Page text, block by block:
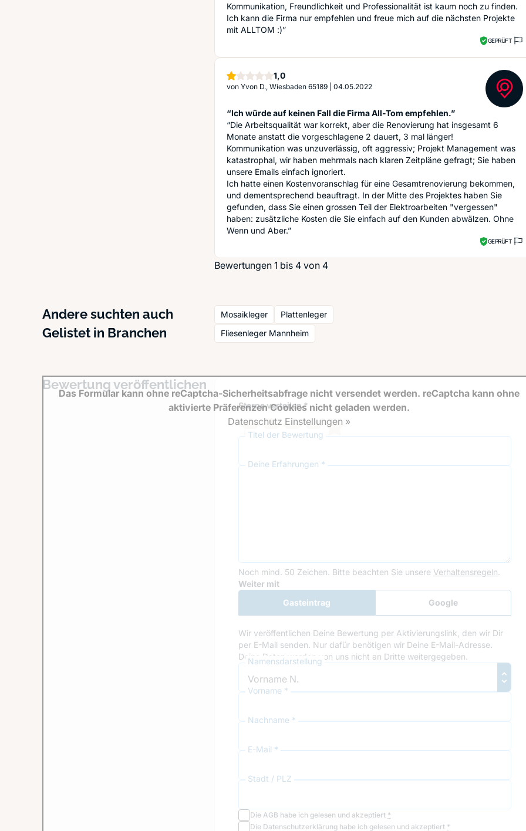
Kommunikation, Freundlichkeit und Professionalität ist kaum noch zu finden.
Ich kann die Firma nur empfehlen und freue mich auf die nächsten Projekte
mit ALLTOM :)”
GEPRÜFT
1,0Stern
von Yvon D., Wiesbaden 65189 04.05.2022
“Ich würde auf keinen Fall die Firma All-Tom empfehlen.”
“Die Arbeitsqualität war korrekt, aber die Renovierung hat insgesamt 6
Monate anstatt die vorgeschlagene 2 dauert, 3 mal länger!
Kommunikation was unzuverlässig, oft aggressiv; Projekt Management was
katastrophal, wir haben mehrmals nach klaren Zeitpläne gefragt; Sie haben
unsere Emails einfach ignoriert.
Ich hatte einen Kostenvoranschlag für eine Gesamtrenovierung bekommen,
und dementsprechend beauftragt. In der Mitte des Projektes haben Sie
gefunden, dass Sie einen grossen Teil der Elektroarbeiten "vergessen"
haben: zusätzliche Kosten die Sie einfach auf den Kunden abwälzen. Ohne
Wenn und Aber.”
GEPRÜFT
Bewertungen 1 bis 4 von 4
Andere suchten auch Mosaikleger Plattenleger
Gelistet in Branchen Fliesenleger Mannheim
Bewertung veröffentlichen
Sterne verteilen *
Titel der Bewertung
Deine Erfahrungen *
Noch mind. 50 Zeichen. Bitte beachten Sie unsere Verhaltensregeln.
Google Recaptcha
Weiter mit
Gasteintrag
Google
Anmeldung
Wir veröffentlichen Deine Bewertung per Aktivierungslink, den wir Dir
per E-Mail senden. Nur dafür benötigen wir Deine E-Mail-Adresse.
Deine Daten werden von uns nicht an Dritte weitergegeben.
Namensdarstellung
Vorname *
Nachname *
E-Mail *
Stadt / PLZ
Die AGB habe ich gelesen und akzeptiert *
Die Datenschutzerklärung habe ich gelesen und akzeptiert *
Das Formular kann ohne reCaptcha-Sicherheitsabfrage nicht versendet werden. reCaptcha kann ohne
aktivierte Präferenzen Cookies nicht geladen werden.
Datenschutz Einstellungen »